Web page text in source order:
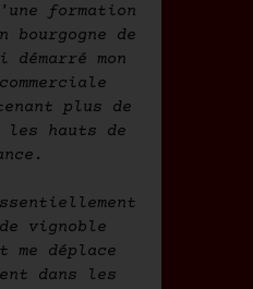
formation
bourgogne de
mon
plus de
les hauts de
vignoble
me déplace
dans les